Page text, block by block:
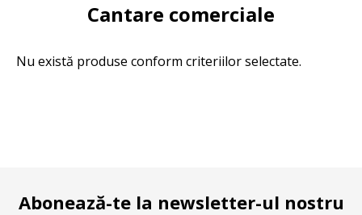
Cantare comerciale
Nu există produse conform criteriilor selectate.
Abonează-te la newsletter-ul nostru